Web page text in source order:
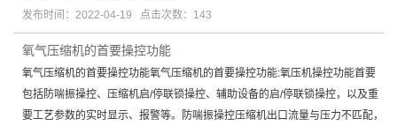
发布时间：2022-04-19 点击次数：143
氧气压缩机的首要操控功能
氧气压缩机的首要操控功能氧气压缩机的首要操控功能:氧压机操控功能首要
包括防喘振操控、压缩机启/停联锁操控、辅助设备的启/停联锁操控，以及重
要工艺参数的实时显示、报警等。防喘振操控压缩机出口流量与压力不匹配，